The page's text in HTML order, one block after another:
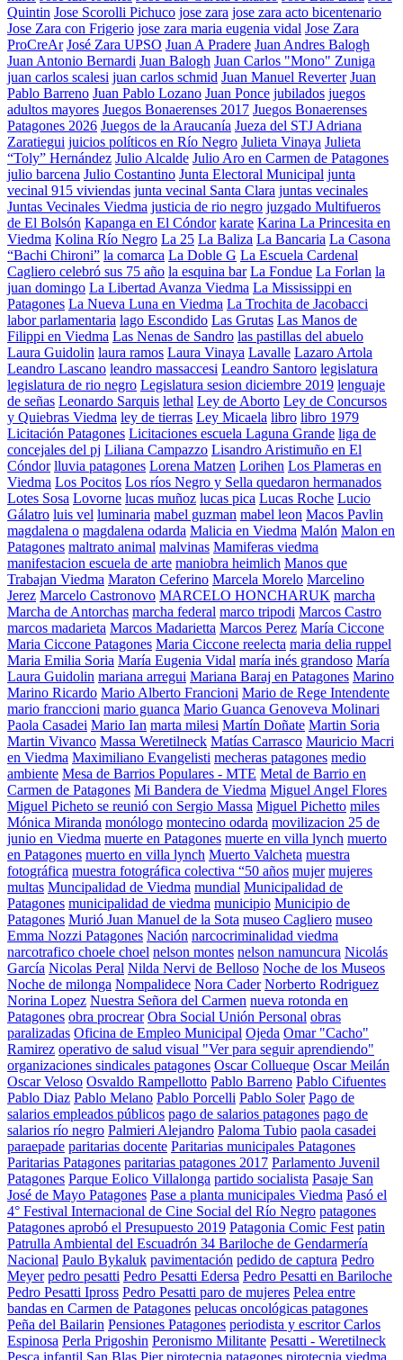
Quintin Jose Scorolli Pichuco jose zara jose zara acto bicentenario
Jose Zara con Frigerio jose zara maria eugenia vidal Jose Zara
ProCreAr José Zara UPSO Juan A Pradere Juan Andres Balogh
Juan Antonio Bernardi Juan Balogh Juan Carlos "Mono" Zuniga
juan carlos scalesi juan carlos schmid Juan Manuel Reverter Juan
Pablo Barreno Juan Pablo Lozano Juan Ponce jubilados juegos
adultos mayores Juegos Bonaerenses 2017 Juegos Bonaerenses
Patagones 2026 Juegos de la Araucanía Jueza del STJ Adriana
Zaratiegui juicios políticos en Río Negro Julieta Vinaya Julieta
“Toly” Hernández Julio Alcalde Julio Aro en Carmen de Patagones
julio barcena Julio Costantino Junta Electoral Municipal junta
vecinal 915 viviendas junta vecinal Santa Clara juntas vecinales
Juntas Vecinales Viedma justicia de rio negro juzgado Multifueros
de El Bolsón Kapanga en El Cóndor karate Karina La Princesita en
Viedma Kolina Río Negro La 25 La Baliza La Bancaria La Casona
“Bachi Chironi” la comarca La Doble G La Escuela Cardenal
Cagliero celebró sus 75 año la esquina bar La Fondue La Forlan la
juan domingo La Libertad Avanza Viedma La Mississippi en
Patagones La Nueva Luna en Viedma La Trochita de Jacobacci
labor parlamentaria lago Escondido Las Grutas Las Manos de
Filippi en Viedma Las Nenas de Sandro las pastillas del abuelo
Laura Guidolin laura ramos Laura Vinaya Lavalle Lazaro Artola
Leandro Lascano leandro massaccesi Leandro Santoro legislatura
legislatura de rio negro Legislatura sesion diciembre 2019 lenguaje
de señas Leonardo Sarquis lethal Ley de Aborto Ley de Concursos
y Quiebras Viedma ley de tierras Ley Micaela libro libro 1979
Licitación Patagones Licitaciones escuela Laguna Grande liga de
concejales del pj Liliana Campazzo Lisandro Aristimuño en El
Cóndor lluvia patagones Lorena Matzen Lorihen Los Plameras en
Viedma Los Pocitos Los ríos Negro y Sella quedaron hermanados
Lotes Sosa Lovorne lucas muñoz lucas pica Lucas Roche Lucio
Gálatro luis vel luminaria mabel guzman mabel leon Macos Pavlin
magdalena o magdalena odarda Malicia en Viedma Malón Malon en
Patagones maltrato animal malvinas Mamiferas viedma
manifestacion escuela de arte maniobra heimlich Manos que
Trabajan Viedma Maraton Ceferino Marcela Morelo Marcelino
Jerez Marcelo Castronovo MARCELO HONCHARUK marcha
Marcha de Antorchas marcha federal marco tripodi Marcos Castro
marcos madarieta Marcos Madarietta Marcos Perez María Ciccone
Maria Ciccone Patagones Maria Ciccone reelecta maria delia ruppel
Maria Emilia Soria María Eugenia Vidal maría inés grandoso María
Laura Guidolin mariana arregui Mariana Baraj en Patagones Marino
Marino Ricardo Mario Alberto Francioni Mario de Rege Intendente
mario franccioni mario guanca Mario Guanca Genoveva Molinari
Paola Casadei Mario Ian marta milesi Martín Doñate Martin Soria
Martin Vivanco Massa Weretilneck Matías Carrasco Mauricio Macri
en Viedma Maximiliano Evangelisti mecheras patagones medio
ambiente Mesa de Barrios Populares - MTE Metal de Barrio en
Carmen de Patagones Mi Bandera de Viedma Miguel Angel Flores
Miguel Picheto se reunió con Sergio Massa Miguel Pichetto miles
Mónica Miranda monólogo montecino odarda movilizacion 25 de
junio en Viedma muerte en Patagones muerte en villa lynch muerto
en Patagones muerto en villa lynch Muerto Valcheta muestra
fotográfica muestra fotográfica colectiva “50 años mujer mujeres
multas Muncipalidad de Viedma mundial Municipalidad de
Patagones municipalidad de viedma municipio Municipio de
Patagones Murió Juan Manuel de la Sota museo Cagliero museo
Emma Nozzi Patagones Nación narcocriminalidad viedma
narcotrafico choele choel nelson montes nelson namuncura Nicolás
García Nicolas Peral Nilda Nervi de Belloso Noche de los Museos
Noche de milonga Nompalidece Nora Cader Norberto Rodriguez
Norina Lopez Nuestra Señora del Carmen nueva rotonda en
Patagones obra procrear Obra Social Unión Personal obras
paralizadas Oficina de Empleo Municipal Ojeda Omar "Cacho"
Ramirez operativo de salud visual "Ver para seguir aprendiendo"
organizaciones sindicales patagones Oscar Collueque Oscar Meilán
Oscar Veloso Osvaldo Rampellotto Pablo Barreno Pablo Cifuentes
Pablo Diaz Pablo Melano Pablo Porcelli Pablo Soler Pago de
salarios empleados públicos pago de salarios patagones pago de
salarios río negro Palmieri Alejandro Paloma Tubio paola casadei
paraepade paritarias docente Paritarias municipales Patagones
Paritarias Patagones paritarias patagones 2017 Parlamento Juvenil
Patagones Parque Eolico Villalonga partido socialista Pasaje San
José de Mayo Patagones Pase a planta municipales Viedma Pasó el
4° Festival Internacional de Cine Social del Río Negro patagones
Patagones aprobó el Presupuesto 2019 Patagonia Comic Fest patin
Patrulla Ambiental del Escuadrón 34 Bariloche de Gendarmería
Nacional Paulo Bykaluk pavimentación pedido de captura Pedro
Meyer pedro pesatti Pedro Pesatti Edersa Pedro Pesatti en Bariloche
Pedro Pesatti Ipross Pedro Pesatti paro de mujeres Pelea entre
bandas en Carmen de Patagones pelucas oncológicas patagones
Peña del Bailarin Pensiones Patagones periodista y escritor Carlos
Espinosa Perla Prigoshin Peronismo Militante Pesatti - Weretilneck
Pesca infantil San Blas Pier pirotecnia patagones pirotecnia viedma